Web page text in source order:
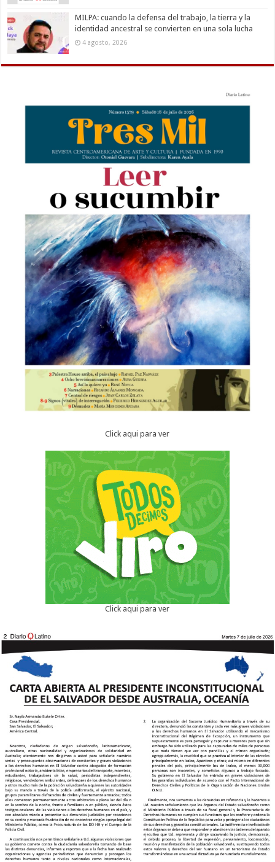
MILPA: cuando la defensa del trabajo, la tierra y la
identidad ancestral se convierten en una sola lucha
4 agosto, 2026
Click aqui para ver
Click aqui para ver